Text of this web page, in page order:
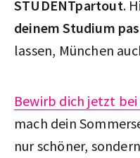
STUDENTpartout.
deinem Studium
lassen, München
Bewirb dich jetzt
mach dein
nur schöner,